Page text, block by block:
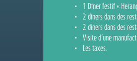
• 1 Dîner festif «
• 2 dîners dans des
• 2 dîners dans des
• Visite d´une
• Les taxes.